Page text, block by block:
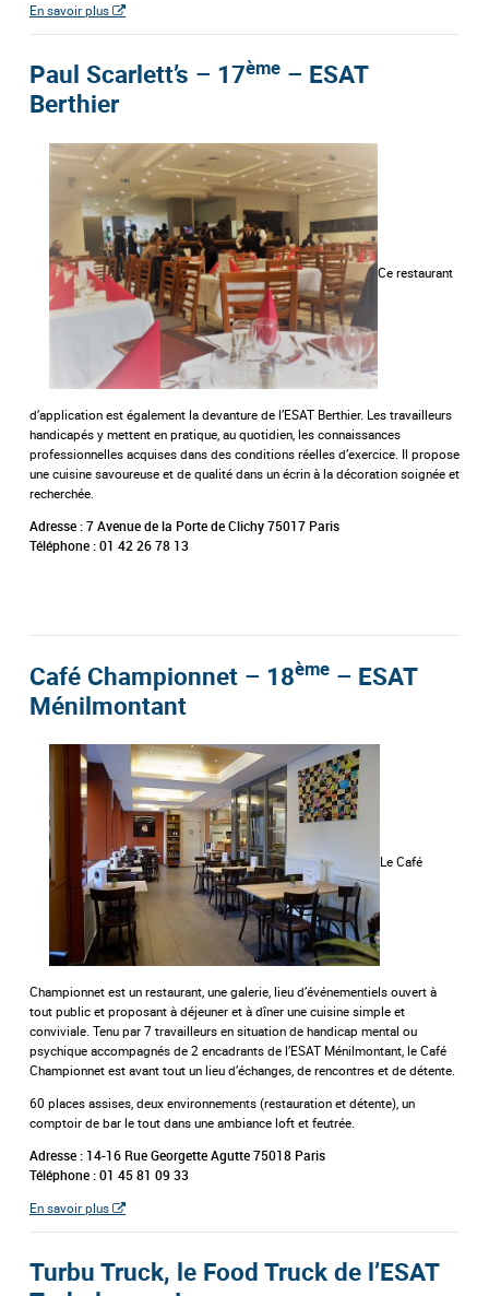
En savoir plus
Paul Scarlett’s – 17ème – ESAT
Berthier
Ce restaurant
d’application est également la devanture de l’ESAT Berthier. Les travailleurs
handicapés y mettent en pratique, au quotidien, les connaissances
professionnelles acquises dans des conditions réelles d’exercice. Il propose
une cuisine savoureuse et de qualité dans un écrin à la décoration soignée et
recherchée.
Adresse : 7 Avenue de la Porte de Clichy 75017 Paris
Téléphone : 01 42 26 78 13
Café Championnet – 18ème – ESAT
Ménilmontant
Le Café
Championnet est un restaurant, une galerie, lieu d’événementiels ouvert à
tout public et proposant à déjeuner et à dîner une cuisine simple et
conviviale. Tenu par 7 travailleurs en situation de handicap mental ou
psychique accompagnés de 2 encadrants de l’ESAT Ménilmontant, le Café
Championnet est avant tout un lieu d’échanges, de rencontres et de détente.
60 places assises, deux environnements (restauration et détente), un
comptoir de bar le tout dans une ambiance loft et feutrée.
Adresse : 14-16 Rue Georgette Agutte 75018 Paris
Téléphone : 01 45 81 09 33
En savoir plus
Turbu Truck, le Food Truck de l’ESAT